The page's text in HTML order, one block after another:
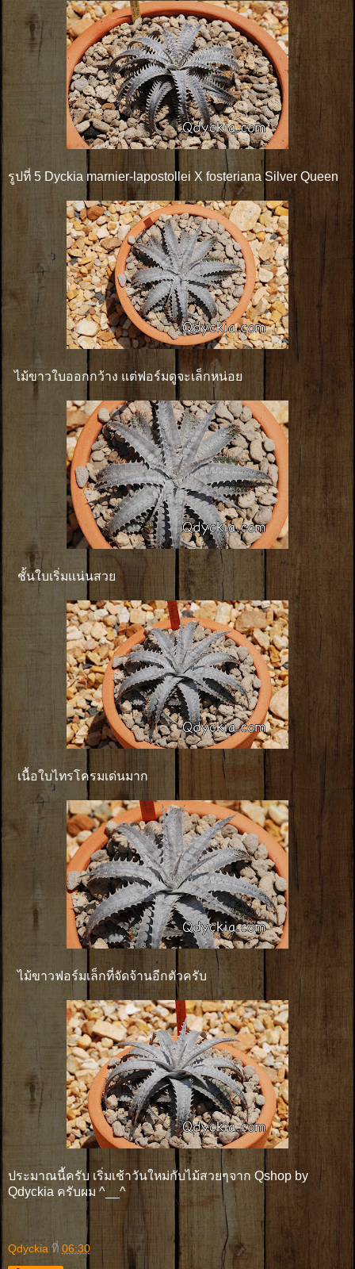
รูปที่ 5 Dyckia marnier-lapostollei X fosteriana Silver Queen
ไม้ขาวใบออกกว้าง แต่ฟอร์มดูจะเล็กหน่อย
ชั้นใบเริ่มเเน่นสวย
เนื้อใบไทรโครมเด่นมาก
ไม้ขาวฟอร์มเล็กที่จัดจ้านอีกตัวครับ
ประมาณนี้ครับ เริ่มเช้าวันใหม่กับไม้สวยๆจาก Qshop by
Qdyckia ครับผม ^__^
Qdyckia ที่ 06:30